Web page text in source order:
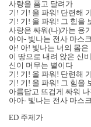
사랑을 품고 달려가
기! 기! 올 파워! 단련해
기! 기! 올 파워! 그 힘을
사랑은 싸워(나)가는 용
아아- 빛나는 전사 마스
아! 아! 빛나는 너의 몸은
이 땅으로 내려 앉은 신
신이 머무는 별이다
기! 기! 올 파워! 단련해
기! 기! 올 파워! 그 힘을
아름답고 뜨겁게 싸워
아아- 빛나는 전사 마스
ED 주제가